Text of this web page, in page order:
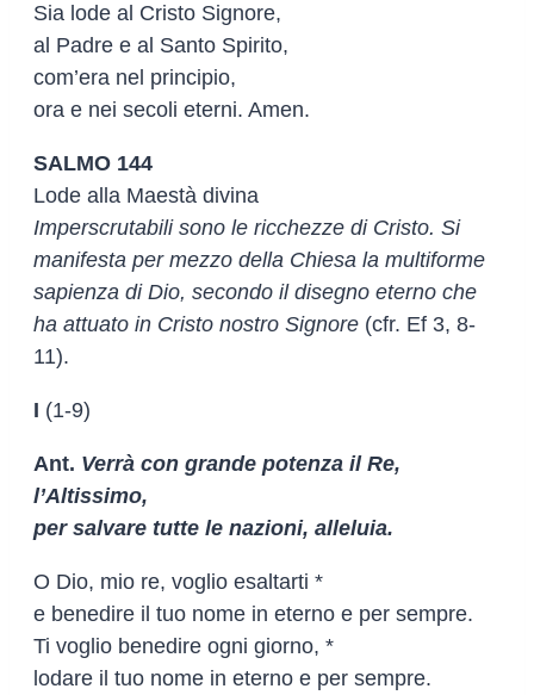
Sia lode al Cristo Signore,
al Padre e al Santo Spirito,
com’era nel principio,
ora e nei secoli eterni. Amen.
SALMO 144
Lode alla Maestà divina
Imperscrutabili sono le ricchezze di Cristo. Si
manifesta per mezzo della Chiesa la multiforme
sapienza di Dio, secondo il disegno eterno che
ha attuato in Cristo nostro Signore (cfr. Ef 3, 8-
11).
I (1-9)
Ant. Verrà con grande potenza il Re,
l’Altissimo,
per salvare tutte le nazioni, alleluia.
O Dio, mio re, voglio esaltarti *
e benedire il tuo nome in eterno e per sempre.
Ti voglio benedire ogni giorno, *
lodare il tuo nome in eterno e per sempre.